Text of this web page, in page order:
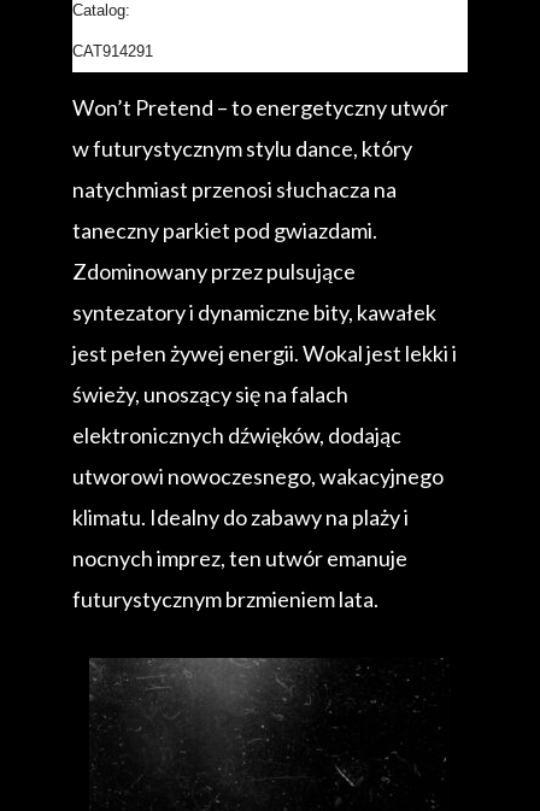
Catalog:
CAT914291
Won’t Pretend – to energetyczny utwór
w futurystycznym stylu dance, który
natychmiast przenosi słuchacza na
taneczny parkiet pod gwiazdami.
Zdominowany przez pulsujące
syntezatory i dynamiczne bity, kawałek
jest pełen żywej energii. Wokal jest lekki i
świeży, unoszący się na falach
elektronicznych dźwięków, dodając
utworowi nowoczesnego, wakacyjnego
klimatu. Idealny do zabawy na plaży i
nocnych imprez, ten utwór emanuje
futurystycznym brzmieniem lata.